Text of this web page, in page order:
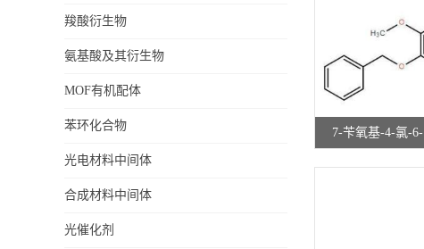
羧酸衍生物
氨基酸及其衍生物
MOF有机配体
苯环化合物
光电材料中间体
合成材料中间体
光催化剂
7-苄氧基-4-氯-
CAS：286371-49-